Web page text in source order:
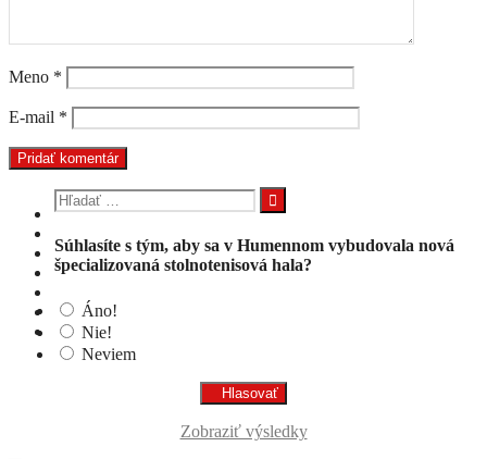
Meno *
E-mail *
Hľadať:
Súhlasíte s tým, aby sa v Humennom vybudovala nová
špecializovaná stolnotenisová hala?
Áno!
Nie!
Neviem
Zobraziť výsledky